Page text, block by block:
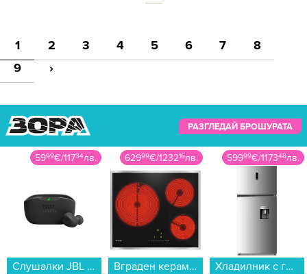
1 2 3 4 5 6 7
8
9
›
РАЗГЛЕДАЙ БРОШУРАТА
5999€/11734лв.
Слушалки JBL JBL WAVE BUDS 2 JBLWBUDS2BLK...
62999€/123216лв.
Вграден керамичен плот MIELE KM 6527 FR , Електрически...
59999€/117348лв.
Хладилник с горна камера Crown CFN500WDX , 479 l, E , No Frost , Инокс...